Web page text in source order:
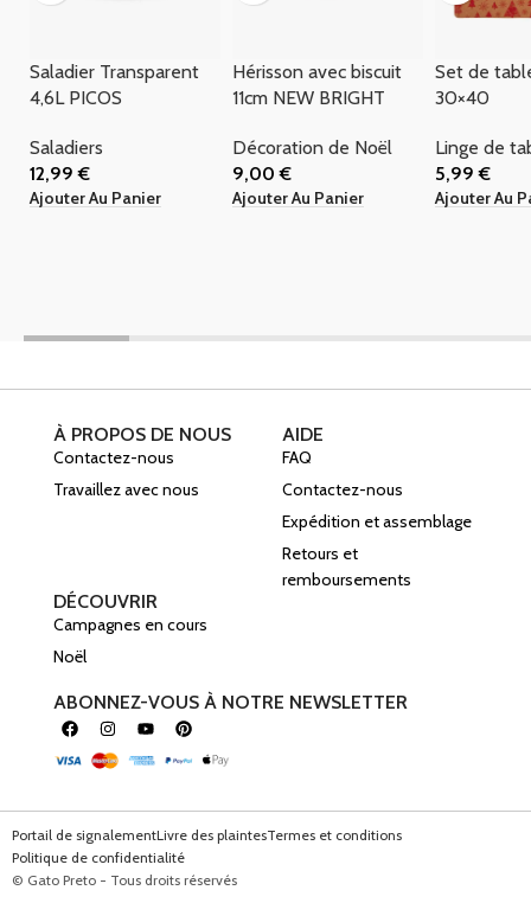
Saladier Transparent
4,6L PICOS
Saladiers
12,99€
Ajouter Au Panier
Hérisson avec biscuit
11cm NEW BRIGHT
Décoration de Noël
9,00€
Ajouter Au Panier
Set de
30×40
Linge de
5,99€
Ajouter Au
À PROPOS DE NOUS
Contactez-nous
Travaillez avec nous
AIDE
FAQ
Contactez-nous
Expédition et assemblage
Retours et
remboursements
DÉCOUVRIR
Campagnes en cours
Noël
ABONNEZ-VOUS À NOTRE NEWSLETTER
Portail de signalementLivre des plaintesTermes et conditions
Politique de confidentialité
© Gato Preto - Tous droits réservés